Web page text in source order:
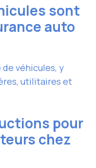
sont
auto
de véhicules, y
utilitaires et
pour
chez